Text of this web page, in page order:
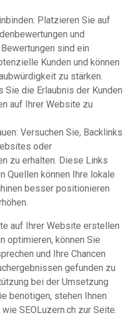
Platzieren Sie auf
und
sind ein
Kunden und können
zu stärken.
Sie die Erlaubnis der Kunden
auf Ihrer Website zu
Versuchen Sie, Backlinks
oder
zu erhalten. Diese Links
Quellen können Ihre lokale
besser positionieren
auf Ihrer Website erstellen
optimieren, können Sie
und Ihre Chancen
gefunden zu
bei der Umsetzung
benötigen, stehen Ihnen
SEOLuzern.ch zur Seite.